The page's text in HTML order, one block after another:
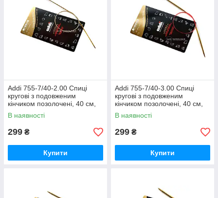
Addi 755-7/40-2.00 Спиці
кругові з подовженим
кінчиком позолочені, 40 см,
2.00 мм
В наявності
299 ₴
Купити
Addi 755-7/40-3.00 Спиці
кругові з подовженим
кінчиком позолочені, 40 см,
3.00 мм
В наявності
299 ₴
Купити